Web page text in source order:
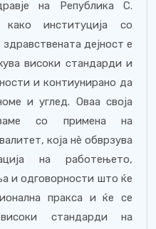
на Република С.
институција со
дејност е
високи стандарди и
и контиунирано да
и углед. Оваа своја
со примена на
која нè обврзува
на работењето,
и одговорности што ќе
пракса и ќе се
стандарди на